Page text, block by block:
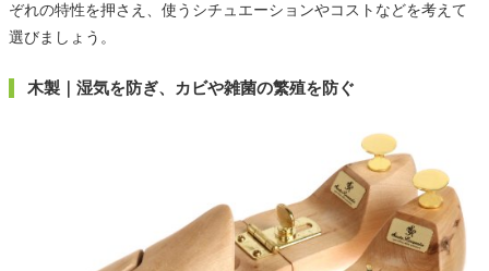
ぞれの特性を押さえ、使うシチュエーションやコストなどを考えて
選びましょう。
木製｜湿気を防ぎ、カビや雑菌の繁殖を防ぐ